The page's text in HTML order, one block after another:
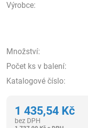
Výrobce:
Množství:
Počet ks v balení:
Katalogové číslo:
1 435,54 Kč
bez DPH